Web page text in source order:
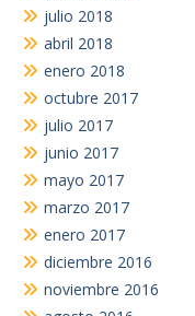
julio 2018
abril 2018
enero 2018
octubre 2017
julio 2017
junio 2017
mayo 2017
marzo 2017
enero 2017
diciembre 2016
noviembre 2016